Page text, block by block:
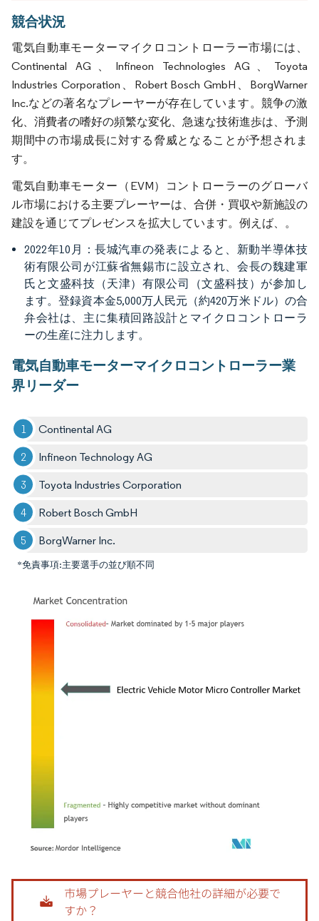
競合状況
電気自動車モーターマイクロコントローラー市場には、
Continental AG、Infineon Technologies AG、Toyota
Industries Corporation、Robert Bosch GmbH、BorgWarner
Inc.などの著名なプレーヤーが存在しています。競争の激
化、消費者の嗜好の頻繁な変化、急速な技術進歩は、予測
期間中の市場成長に対する脅威となることが予想されま
す。
電気自動車モーター（EVM）コントローラーのグローバ
ル市場における主要プレーヤーは、合併・買収や新施設の
建設を通じてプレゼンスを拡大しています。例えば、。
2022年10月：長城汽車の発表によると、新動半導体技
術有限公司が江蘇省無錫市に設立され、会長の魏建軍
氏と文盛科技（天津）有限公司（文盛科技）が参加し
ます。登録資本金5,000万人民元（約420万米ドル）の合
弁会社は、主に集積回路設計とマイクロコントローラ
ーの生産に注力します。
電気自動車モーターマイクロコントローラー業
界リーダー
Continental AG
Infineon Technology AG
Toyota Industries Corporation
Robert Bosch GmbH
BorgWarner Inc.
*免責事項:主要選手の並び順不同
画像 © Mordor Intelligence。再利用にはCC BY 4.0の表示が必要です。